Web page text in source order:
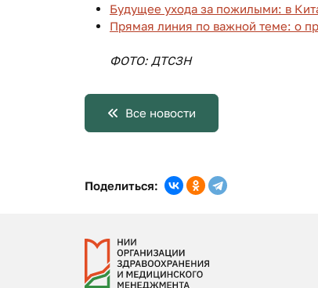
Будущее ухода за пожилыми: в
Прямая линия по важной теме: о
ФОТО: ДТСЗН
Все новости
Поделиться: